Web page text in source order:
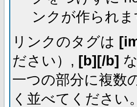
ンクが作られま
リンクのタグは
ださい）, [b][/b]
一つの部分に複数
く並べてください